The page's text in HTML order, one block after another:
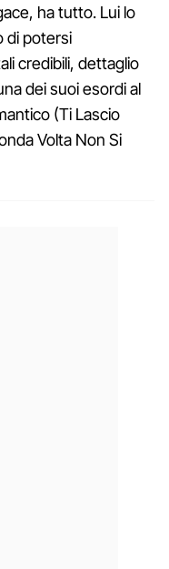
ha tutto. Lui lo
di potersi
credibili, dettaglio
dei suoi esordi al
(Ti Lascio
Volta Non Si